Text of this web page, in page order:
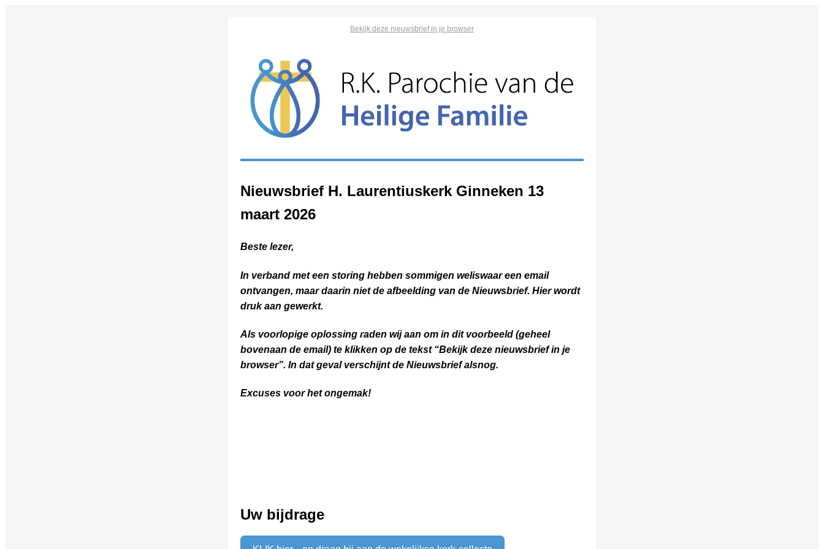
Bekijk deze nieuwsbrief in je browser
Nieuwsbrief H. Laurentiuskerk Ginneken 13
maart 2026
Beste lezer,
In verband met een storing hebben sommigen weliswaar een email
ontvangen, maar daarin niet de afbeelding van de Nieuwsbrief. Hier wordt
druk aan gewerkt.
Als voorlopige oplossing raden wij aan om in dit voorbeeld (geheel
bovenaan de email) te klikken op de tekst “Bekijk deze nieuwsbrief in je
browser”. In dat geval verschijnt de Nieuwsbrief alsnog.
Excuses voor het ongemak!
Uw bijdrage